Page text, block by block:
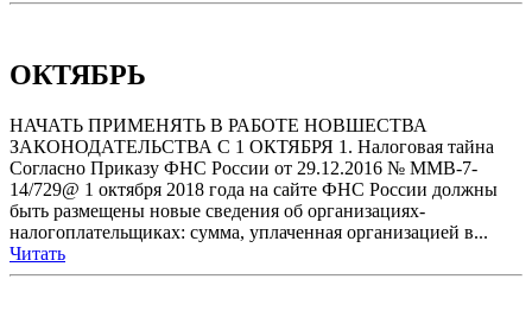
ОКТЯБРЬ
НАЧАТЬ ПРИМЕНЯТЬ В РАБОТЕ НОВШЕСТВА
ЗАКОНОДАТЕЛЬСТВА С 1 ОКТЯБРЯ 1. Налоговая тайна
Согласно Приказу ФНС России от 29.12.2016 № ММВ-7-
14/729@ 1 октября 2018 года на сайте ФНС России должны
быть размещены новые сведения об организациях-
налогоплательщиках: сумма, уплаченная организацией в...
Читать